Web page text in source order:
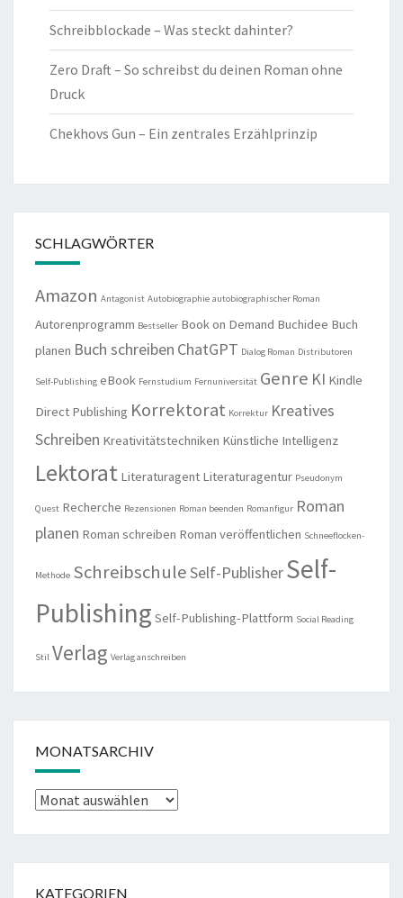
Schreibblockade – Was steckt dahinter?
Zero Draft – So schreibst du deinen Roman ohne
Druck
Chekhovs Gun – Ein zentrales Erzählprinzip
SCHLAGWÖRTER
Amazon Antagonist Autobiographie autobiographischer Roman
Autorenprogramm Bestseller Book on Demand Buchidee Buch
planen Buch schreiben ChatGPT Dialog Roman Distributoren
Self-Publishing eBook Fernstudium Fernuniversität Genre KI Kindle
Direct Publishing Korrektorat Korrektur Kreatives
Schreiben Kreativitätstechniken Künstliche Intelligenz
Lektorat Literaturagent Literaturagentur Pseudonym
Quest Recherche Rezensionen Roman beenden Romanfigur Roman
planen Roman schreiben Roman veröffentlichen Schneeflocken-
Methode SchreibschuleSelf-PublisherSelf-
Publishing Self-Publishing-Plattform Social Reading
Stil Verlag Verlag anschreiben
MONATSARCHIV
Monatsarchiv
KATEGORIEN